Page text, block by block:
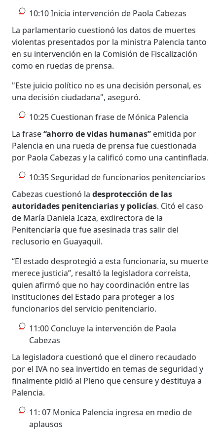
10:10 Inicia intervención de Paola Cabezas
La parlamentario cuestionó los datos de muertes
violentas presentados por la ministra Palencia tanto
en su intervención en la Comisión de Fiscalización
como en ruedas de prensa.
"Este juicio político no es una decisión personal, es
una decisión ciudadana", aseguró.
10:25 Cuestionan frase de Mónica Palencia
La frase“ahorro de vidas humanas” emitida por
Palencia en una rueda de prensa fue cuestionada
por Paola Cabezas y la calificó como una cantinflada.
10:35 Seguridad de funcionarios penitenciarios
Cabezas cuestionó ladesprotección de las
autoridades penitenciarias y policías. Citó el caso
de María Daniela Icaza, exdirectora de la
Penitenciaría que fue asesinada tras salir del
reclusorio en Guayaquil.
“El estado desprotegió a esta funcionaria, su muerte
merece justicia”, resaltó la legisladora correísta,
quien afirmó que no hay coordinación entre las
instituciones del Estado para proteger a los
funcionarios del servicio penitenciario.
11:00 Concluye la intervención de Paola
Cabezas
La legisladora cuestionó que el dinero recaudado
por el IVA no sea invertido en temas de seguridad y
finalmente pidió al Pleno que censure y destituya a
Palencia.
11: 07 Monica Palencia ingresa en medio de
aplausos